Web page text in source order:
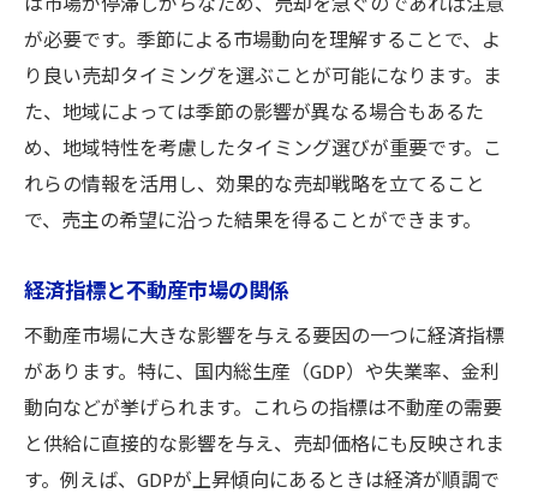
が必要です。季節による市場動向を理解することで、よ
り良い売却タイミングを選ぶことが可能になります。ま
た、地域によっては季節の影響が異なる場合もあるた
め、地域特性を考慮したタイミング選びが重要です。こ
れらの情報を活用し、効果的な売却戦略を立てること
で、売主の希望に沿った結果を得ることができます。
経済指標と不動産市場の関係
不動産市場に大きな影響を与える要因の一つに経済指標
があります。特に、国内総生産（GDP）や失業率、金利
動向などが挙げられます。これらの指標は不動産の需要
と供給に直接的な影響を与え、売却価格にも反映されま
す。例えば、GDPが上昇傾向にあるときは経済が順調で